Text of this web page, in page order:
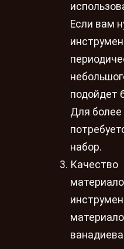
Если вам
подойдет
Для более
набор.
Качество